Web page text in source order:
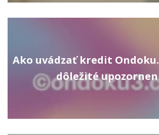
Ako uvádzať kredit
dôležité